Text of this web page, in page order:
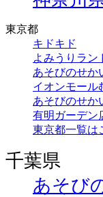
東京都
キドキド
よみうりラン
あそびのせか
イオンモール
あそびのせか
有明ガーデン
東京都一覧は
千葉県
あそび